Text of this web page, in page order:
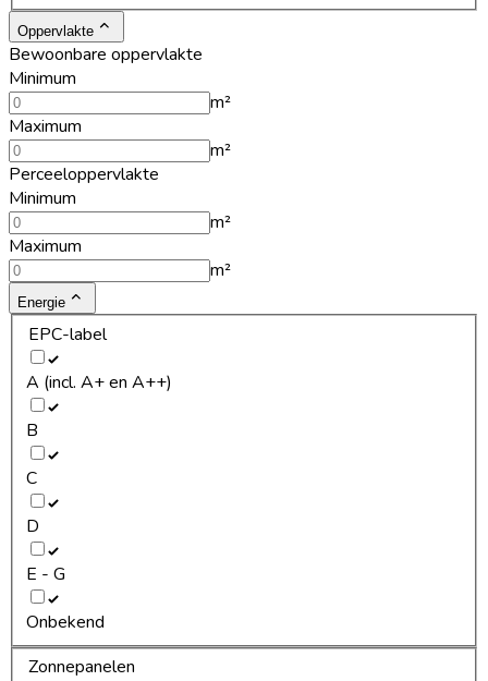
Oppervlakte
Bewoonbare oppervlakte
Minimum
m²
Maximum
m²
Perceeloppervlakte
Minimum
m²
Maximum
m²
Energie
EPC-label
A (incl. A+ en A++)
B
C
D
E - G
Onbekend
Zonnepanelen